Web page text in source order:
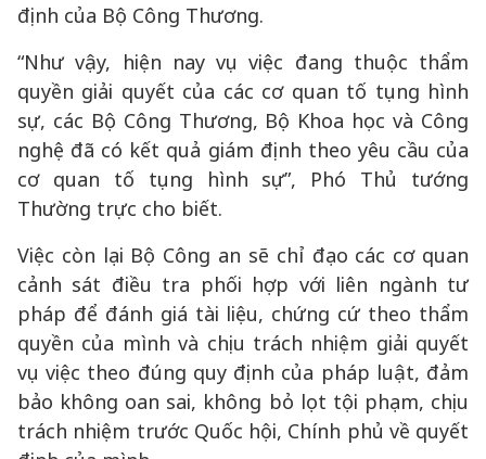
định của Bộ Công Thương.
“Như vậy, hiện nay vụ việc đang thuộc thẩm
quyền giải quyết của các cơ quan tố tụng hình
sự, các Bộ Công Thương, Bộ Khoa học và Công
nghệ đã có kết quả giám định theo yêu cầu của
cơ quan tố tụng hình sự”, Phó Thủ tướng
Thường trực cho biết.
Việc còn lại Bộ Công an sẽ chỉ đạo các cơ quan
cảnh sát điều tra phối hợp với liên ngành tư
pháp để đánh giá tài liệu, chứng cứ theo thẩm
quyền của mình và chịu trách nhiệm giải quyết
vụ việc theo đúng quy định của pháp luật, đảm
bảo không oan sai, không bỏ lọt tội phạm, chịu
trách nhiệm trước Quốc hội, Chính phủ về quyết